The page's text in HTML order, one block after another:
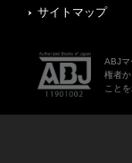
サイトマップ
ABJマ
権者
こと